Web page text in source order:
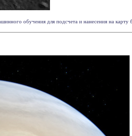
обучения для подсчета и нанесения на